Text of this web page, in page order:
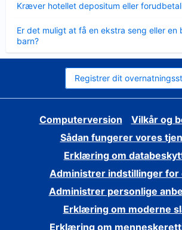
Kræver hotellet depositum eller
Er det muligt at få en ekstra seng eller en
barn?
Registrer dit
Computerversion
Vilkår og
Sådan fungerer vores
Erklæring om
Administrer indstillinger for
Administrer personlige
Erklæring om moderne
Erklæring om